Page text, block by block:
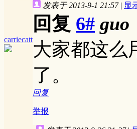
carriecatt
发表于 2013-9-1 21:57 | 显
回复 6# guo
大家都这么
了。
回复
举报